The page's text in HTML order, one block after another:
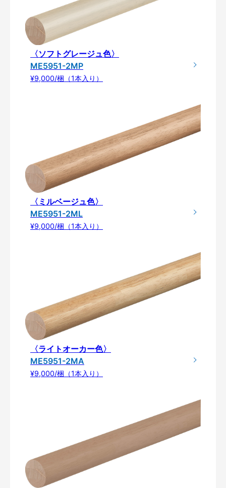
〈ソフトグレージュ色〉
ME5951-2MP
¥9,000/梱（1本入り）
〈ミルベージュ色〉
ME5951-2ML
¥9,000/梱（1本入り）
〈ライトオーカー色〉
ME5951-2MA
¥9,000/梱（1本入り）